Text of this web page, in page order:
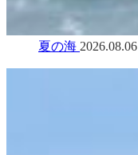
夏の海 2026.08.06